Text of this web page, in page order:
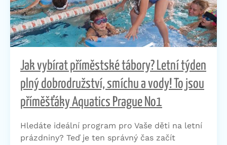
Jak vybírat příměstské tábory? Letní týden
plný dobrodružství, smíchu a vody! To jsou
příměšťáky Aquatics Prague No1
Hledáte ideální program pro Vaše děti na letní
prázdniny? Teď je ten správný čas začít